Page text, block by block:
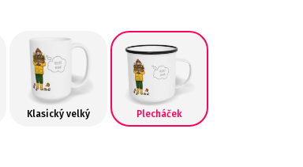
Klasický velký Plecháček